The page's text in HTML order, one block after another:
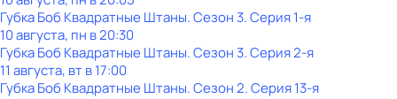
Губка Боб Квадратные Штаны. Сезон 3. Серия 1-я
10 августа, пн в 20:30
Губка Боб Квадратные Штаны. Сезон 3. Серия 2-я
11 августа, вт в 17:00
Губка Боб Квадратные Штаны. Сезон 2. Серия 13-я